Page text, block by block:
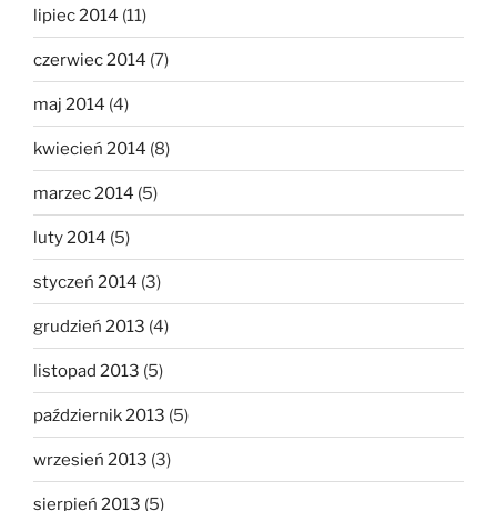
lipiec 2014 (11)
czerwiec 2014 (7)
maj 2014 (4)
kwiecień 2014 (8)
marzec 2014 (5)
luty 2014 (5)
styczeń 2014 (3)
grudzień 2013 (4)
listopad 2013 (5)
październik 2013 (5)
wrzesień 2013 (3)
sierpień 2013 (5)